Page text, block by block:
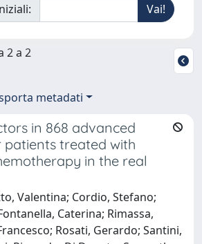
2 a 2
metadati
in 868 advanced
patients treated with
in the real
Valentina; Cordio, Stefano;
Caterina; Rimassa,
Rosati, Gerardo; Santini,